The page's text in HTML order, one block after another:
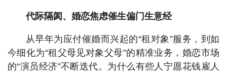
代际隔阂、婚恋焦虑催生偏门生意经
从早年为应付催婚而兴起的“租对象”服务，到如
今细化为“租父母见对象父母”的精准业务，婚恋市场
的“演员经济”不断迭代。为什么有些人宁愿花钱雇人